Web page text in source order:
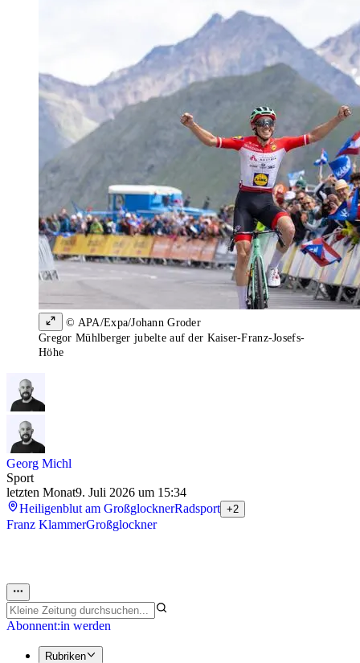
© APA/Expa/Johann Groder
Gregor Mühlberger jubelte auf der Kaiser-Franz-Josefs-
Höhe
Georg Michl
Sport
letzten Monat9. Juli 2026 um 15:34
Heiligenblut am GroßglocknerRadsport +2
Franz KlammerGroßglockner
Abonnent:in werden
Rubriken